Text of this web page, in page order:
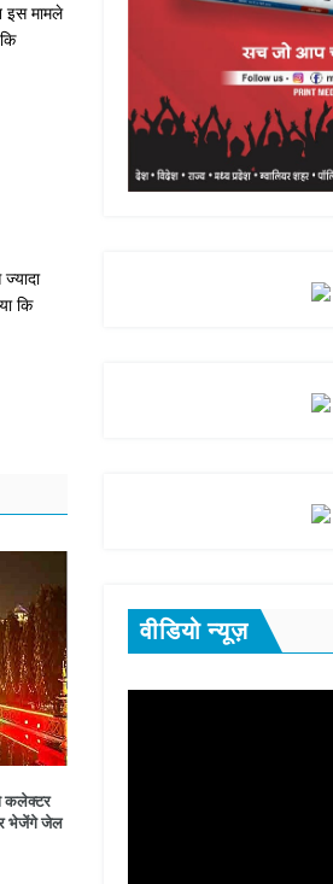
इस मामले
कि
कलेक्टर
भेजेंगे जेल
वीडियो न्यूज़